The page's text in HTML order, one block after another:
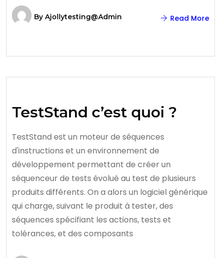
By Ajollytesting@admin Read More
TestStand c’est quoi ?
TestStand est un moteur de séquences
d'instructions et un environnement de
développement permettant de créer un
séquenceur de tests évolué au test de plusieurs
produits différents. On a alors un logiciel générique
qui charge, suivant le produit à tester, des
séquences spécifiant les actions, tests et
tolérances, et des composants